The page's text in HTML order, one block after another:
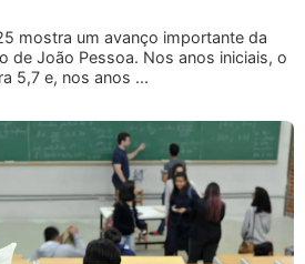
mostra um avanço importante da
de João Pessoa. Nos anos iniciais, o
5,7 e, nos anos ...